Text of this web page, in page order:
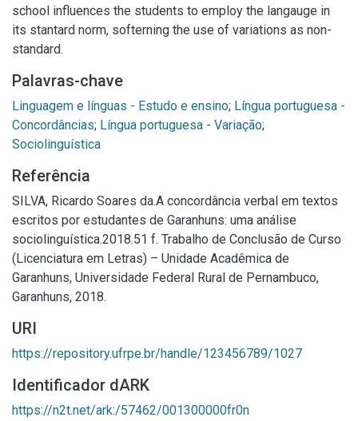
school influences the students to employ the langauge in
its stantard norm, softerning the use of variations as non-
standard.
Palavras-chave
Linguagem e línguas - Estudo e ensino; Língua portuguesa -
Concordâncias; Língua portuguesa - Variação;
Sociolinguística
Referência
SILVA, Ricardo Soares da.A concordância verbal em textos
escritos por estudantes de Garanhuns: uma análise
sociolinguística.2018.51 f. Trabalho de Conclusão de Curso
(Licenciatura em Letras) – Unidade Acadêmica de
Garanhuns, Universidade Federal Rural de Pernambuco,
Garanhuns, 2018.
URI
https://repository.ufrpe.br/handle/123456789/1027
Identificador dARK
https://n2t.net/ark:/57462/001300000fr0n